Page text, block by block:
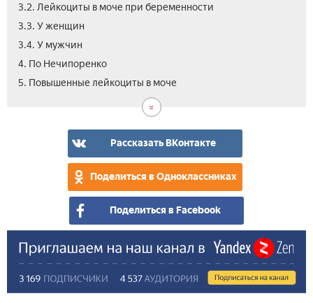
3.2. Лейкоциты в моче при беременности
3.3. У женщин
3.4. У мужчин
4. По Нечипоренко
5. Повышенные лейкоциты в моче
Рассказать ВКонтакте
Поделиться в Одноклассниках
Поделиться в Facebook